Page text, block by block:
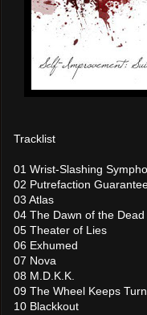
Tracklist
01 Wrist-Slashing
02 Putrefaction
03 Atlas
04 The Dawn of the Dead
05 Theater of Lies
06 Exhumed
07 Nova
08 M.D.K.K.
09 The Wheel Keeps
10 Blackkout